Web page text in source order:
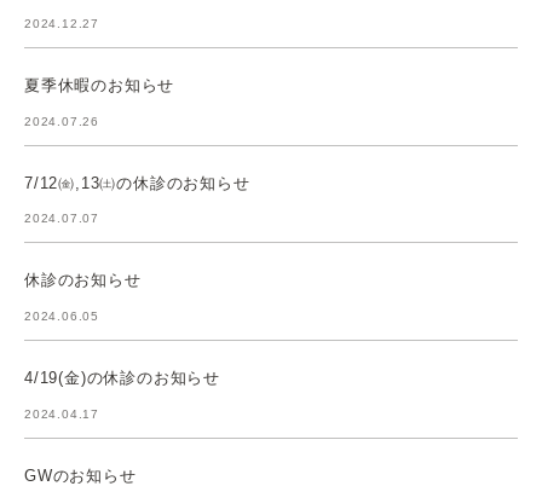
2024.12.27
夏季休暇のお知らせ
2024.07.26
7/12㈮,13㈯の休診のお知らせ
2024.07.07
休診のお知らせ
2024.06.05
4/19(金)の休診のお知らせ
2024.04.17
GWのお知らせ